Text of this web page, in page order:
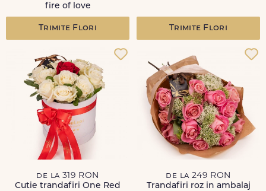
fire of love
Trimite Flori Trimite Flori
de la 319 RON
Cutie trandafiri One Red
de la 249 RON
Trandafiri roz in ambalaj